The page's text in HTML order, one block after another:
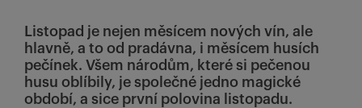
Listopad je nejen měsícem nových vín, ale
hlavně, a to od pradávna, i měsícem husích
pečínek. Všem národům, které si pečenou
husu oblíbily, je společné jedno magické
období, a sice první polovina listopadu.